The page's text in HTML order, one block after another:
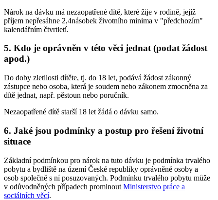
Nárok na dávku má nezaopatřené dítě, které žije v rodině, jejíž
příjem nepřesáhne 2,4násobek životního minima v "předchozím"
kalendářním čtvrtletí.
5. Kdo je oprávněn v této věci jednat (podat žádost
apod.)
Do doby zletilosti dítěte, tj. do 18 let, podává žádost zákonný
zástupce nebo osoba, která je soudem nebo zákonem zmocněna za
dítě jednat, např. pěstoun nebo poručník.
Nezaopatřené dítě starší 18 let žádá o dávku samo.
6. Jaké jsou podmínky a postup pro řešení životní
situace
Základní podmínkou pro nárok na tuto dávku je podmínka trvalého
pobytu a bydliště na území České republiky oprávněné osoby a
osob společně s ní posuzovaných. Podmínku trvalého pobytu může
v odůvodněných případech prominout Ministerstvo práce a
sociálních věcí.